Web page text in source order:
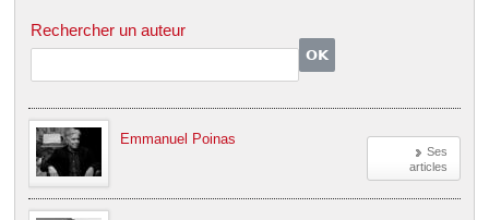
Rechercher un auteur
Ses
articles
Emmanuel Poinas